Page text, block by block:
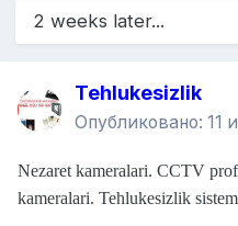
2 weeks later...
Tehlukesizlik
Опубликовано: 11
Nezaret kameralari. CCTV
kameralari. Tehlukesizlik